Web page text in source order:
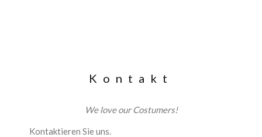
Kontakt
We love our Costumers!
Kontaktieren Sie uns.